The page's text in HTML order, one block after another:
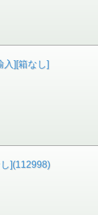
入][箱なし]
](112998)